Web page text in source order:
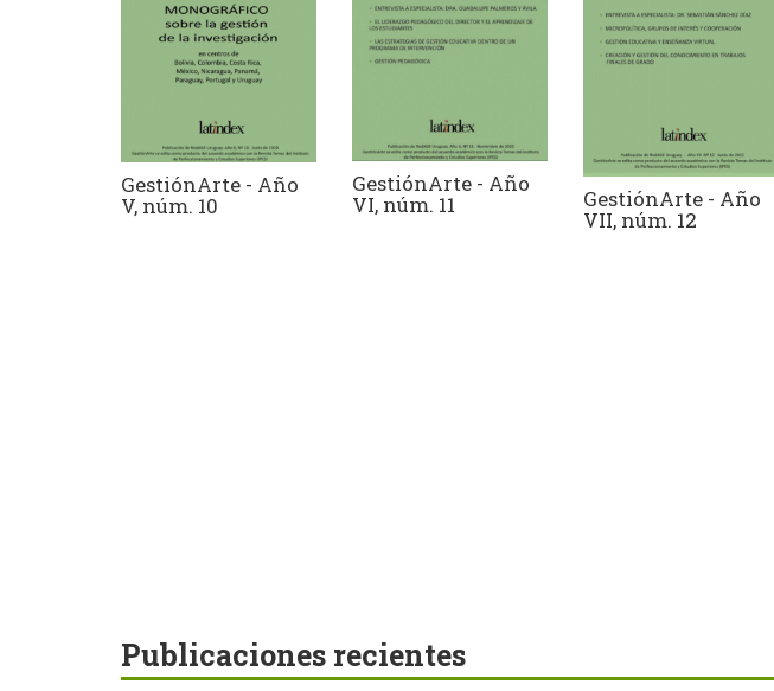
GestiónArte - Año
V, núm. 10
GestiónArte - Año
VI, núm. 11 GestiónArte - Año
VII, núm. 12
Publicaciones recientes